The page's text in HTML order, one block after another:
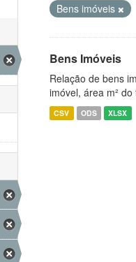
Bens imóveis
Bens Imóveis
Relação de bens
imóvel, área m²
CSV ODS XLSX